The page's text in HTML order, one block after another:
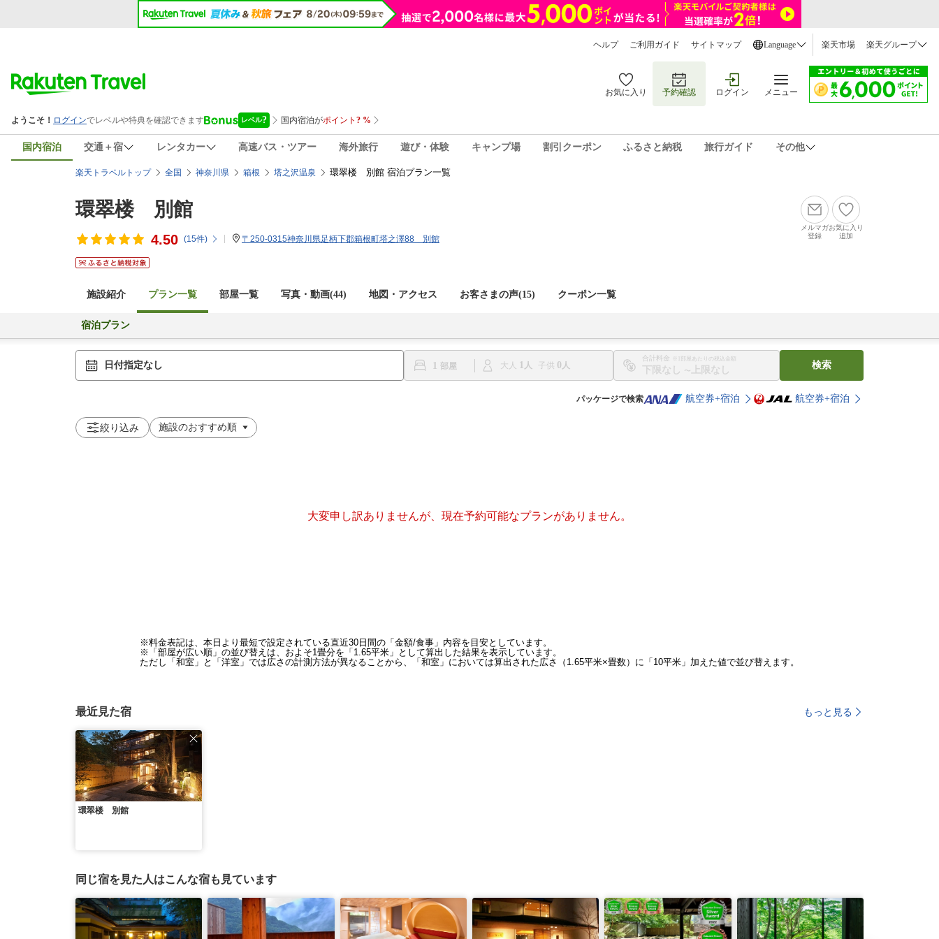
ヘルプ ご利用ガイド サイトマップ Language 楽天市場 楽天グループ
お気に入り 予約確認 ログイン メニュー
国内宿泊 交通＋宿 レンタカー 高速バス・ツアー 海外旅行 遊び・体験 キャンプ場 割引クーポン ふるさと納税 旅行ガイド その他
楽天トラベルトップ 全国 神奈川県 箱根 塔之沢温泉 環翠楼 別館 宿泊プラン一覧
環翠楼 別館
4.50 (15件) 〒250-0315神奈川県足柄下郡箱根町塔之澤88 別館
メルマガ
登録
お気に入り
追加
施設紹介 プラン一覧 部屋一覧 写真・動画(44) 地図・アクセス お客さまの声(15) クーポン一覧
宿泊プラン
日付指定なし 1 大人 1 子供 0
合計料金 ※1部屋あたりの税込金額
〜
検索
パッケージで検索 航空券+宿泊 航空券+宿泊
絞り込み
大変申し訳ありませんが、現在予約可能なプランがありません。
※料金表記は、本日より最短で設定されている直近30日間の「金額/食事」内容を目安としています。
※「部屋が広い順」の並び替えは、およそ1畳分を「1.65平米」として算出した結果を表示しています。
ただし「和室」と「洋室」では広さの計測方法が異なることから、「和室」においては算出された広さ（1.65平米×畳数）に「10平米」加えた値で並び替えます。
最近見た宿 もっと見る
環翠楼 別館
同じ宿を見た人はこんな宿も見ています